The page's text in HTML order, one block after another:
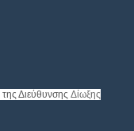
της Διεύθυνσης Δίωξης